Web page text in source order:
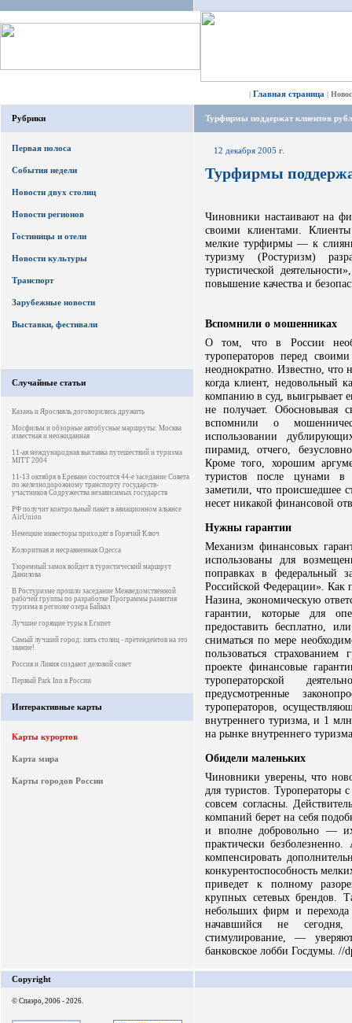
| Главная страница |
Рубрики
Первая полоса
События недели
Новости двух столиц
Новости регионов
Гостиницы и отели
Новости культуры
Транспорт
Зарубежные новости
Выставки, фестивали
Случайные статьи
Казань и Ярославль договорились дружить
Мосфильм и обзорные автобусные маршруты: Москва
известная и неожиданная
11-ая международная выставка путешествий и туризма
MITT 2004
11-13 октября в Ереване состоится 44-е заседание Совета
по железнодорожному транспорту государств-
участников Содружества независимых государств
РФ получит контрольный пакет в авиационном альянсе
AirUnion
Немецкие инвесторы приходят в Горячий Ключ
Колоритная и несравненная Одесса
Тюремный замок войдет в туристический маршрут
Данилова
В Ростуризме прошло заседание Межведомственной
рабочей группы по разработке Программы развития
туризма в регионе озера Байкал
Лучшие горящие туры в Египет
Самый лучший город: пять столиц - претендентов на это
звание!
Россия и Ливия создают деловой совет
Первый Park Inn в России
Интерактивные карты
Карты курортов
Карта мира
Карты городов России
Турфирмы поддержат клиентов
12 декабря 2005 г.
Турфирмы
Чиновники настаивают на
своими клиентами.
мелкие турфирмы — к
туризму (Ростуризм)
туристической
повышение качества и
Вспомнили о мошенниках
О том, что в России
туроператоров перед
неоднократно. Известно, что
когда клиент, недовольный
компанию в суд, выигрывает
не получает. Обосновывая
вспомнили о
использовании
пирамид, отчего,
Кроме того, хорошим
туристов после цунами в
заметили, что происшедшее
несет никакой финансовой
Нужны гарантии
Механизм финансовых
использованы для
поправках в федеральный
Российской Федерации». Как
Назина, экономическую
гарантии, которые для
предоставить бесплатно,
сниматься по мере
пользоваться страхованием
проекте финансовые
туроператорской
предусмотренные
туроператоров,
внутреннего туризма, и 1
на рынке внутреннего
Обидели маленьких
Чиновники уверены, что
для туристов. Туроператоры
совсем согласны.
компаний берет на себя
и вполне добровольно — их
практически
компенсировать
конкурентоспособность
приведет к полному
крупных сетевых брендов.
небольших фирм и
начавшийся не сегодня,
стимулирование, —
банковское лобби Госдумы. //
Copyright
© Спаэро, 2006 - 2026.